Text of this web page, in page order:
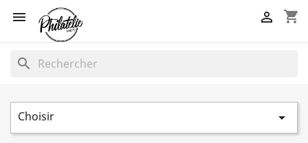
 shopping_cart

search
Choisir 